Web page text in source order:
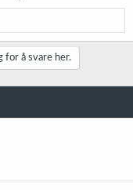
for å svare her.